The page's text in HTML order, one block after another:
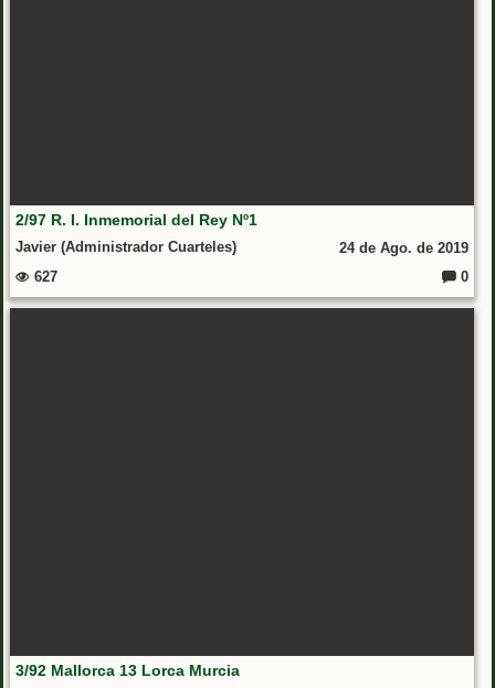
2/97 R. I. Inmemorial del Rey Nº1
Javier (Administrador Cuarteles)
24 de Ago. de 2019
627
0
3/92 Mallorca 13 Lorca Murcia